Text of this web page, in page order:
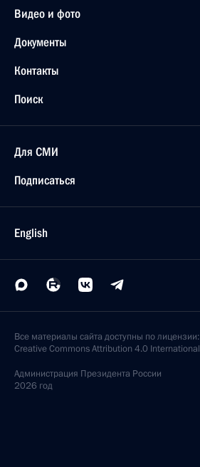
Видео и фото
Документы
Контакты
Поиск
Для СМИ
Подписаться
English
Все материалы сайта доступны по лицензии:
Creative Commons Attribution 4.0 International
Администрация Президента России
2026 год